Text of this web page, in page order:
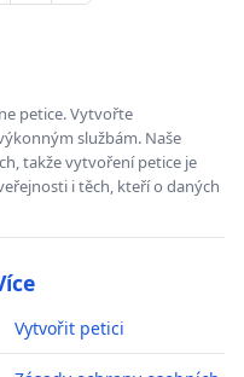
petice. Vytvořte
službám. Naše
takže vytvoření petice je
i těch, kteří o daných
Vytvořit petici